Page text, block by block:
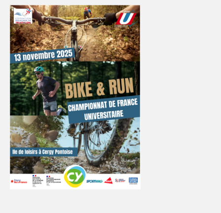
LABELLISATIONS